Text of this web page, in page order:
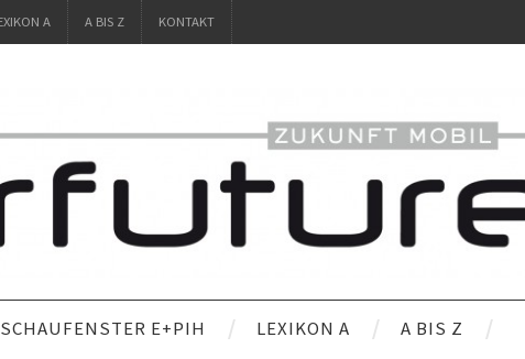
A A BIS Z KONTAKT
SCHAUFENSTER E+PIH LEXIKON A A BIS Z